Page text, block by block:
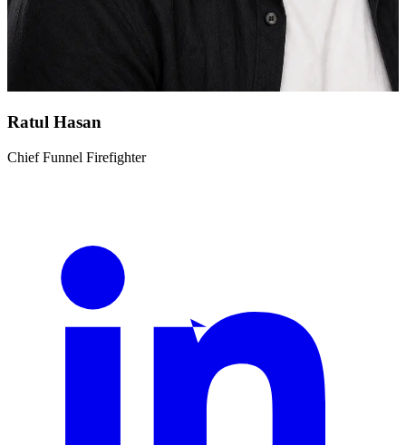
Ratul Hasan
Chief Funnel Firefighter